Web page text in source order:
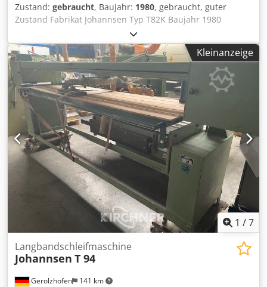
Zustand: gebraucht, Baujahr: 1980, gebraucht, guter
Zustand Fabrikat Johannsen Typ T82K Baujahr 1980
Masch.-Nr. 14262 GS-geprüft Motor 5,5 kW Bandlänge ca.
7800 mm x 150 mm Tischgröße ca. 2800 mm x 900 mm
Dsdpfxevwfdko Aglock Kröpfung rechts ca. 850 mm obere
Bandabdeckung obere Schleifauflage Rechts-Links-Lauf
Absauganschluss D 180 mm Gewicht ca. 900 kg Lagerort
97447 Gerolzhofen, frei verladen, unverpackt Übergabe im
Istzustand wie besichtigt, ohne Garantie und
Gewährleistung
Kleinanzeige
1 /7
Gerolzhofen 141 km
Langbandschleifmaschine
Johannsen T 94